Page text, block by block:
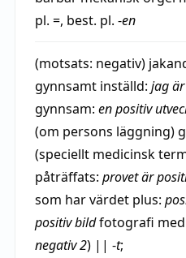
pl. =, best. pl. -en
(motsats: negativ)
gynnsamt inställd: jag
gynnsam: en positiv
(om persons läggning)
(speciellt medicinsk
påträffats: provet är
som har värdet plus:
positivbildfotografi
negativ2) || -t;